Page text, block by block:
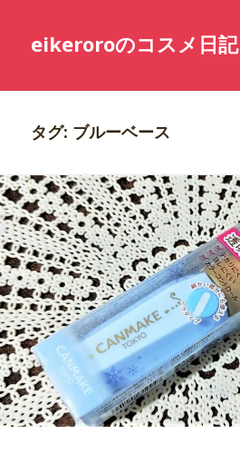
eikeroroのコスメ日記
タグ: ブルーベース